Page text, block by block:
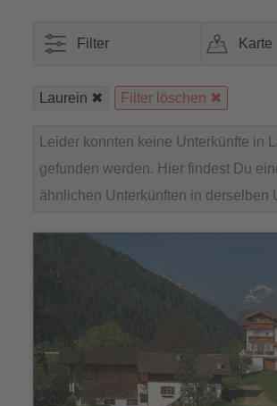
Filter Karte
Laurein Filter löschen
Leider konnten keine Unterkünfte in
gefunden werden. Hier findest Du
ähnlichen Unterkünften in derselben